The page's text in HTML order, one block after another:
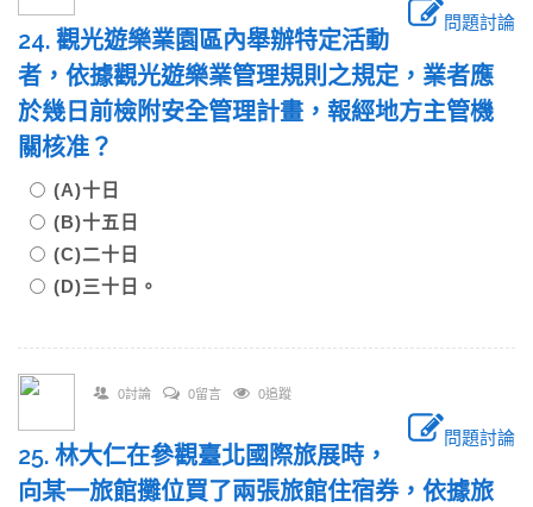
問題討論
24. 觀光遊樂業園區內舉辦特定活動
者，依據觀光遊樂業管理規則之規定，業者應
於幾日前檢附安全管理計畫，報經地方主管機
關核准？
(A)十日
(B)十五日
(C)二十日
(D)三十日。
0討論 0留言 0追蹤
問題討論
25. 林大仁在參觀臺北國際旅展時，
向某一旅館攤位買了兩張旅館住宿券，依據旅